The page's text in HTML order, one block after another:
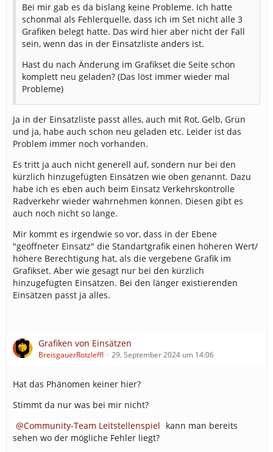
Bei mir gab es da bislang keine Probleme. Ich hatte
schonmal als Fehlerquelle, dass ich im Set nicht alle 3
Grafiken belegt hatte. Das wird hier aber nicht der Fall
sein, wenn das in der Einsatzliste anders ist.
Hast du nach Änderung im Grafikset die Seite schon
komplett neu geladen? (Das löst immer wieder mal
Probleme)
Ja in der Einsatzliste passt alles, auch mit Rot, Gelb, Grün
und ja, habe auch schon neu geladen etc. Leider ist das
Problem immer noch vorhanden.
Es tritt ja auch nicht generell auf, sondern nur bei den
kürzlich hinzugefügten Einsätzen wie oben genannt. Dazu
habe ich es eben auch beim Einsatz Verkehrskontrolle
Radverkehr wieder wahrnehmen können. Diesen gibt es
auch noch nicht so lange.
Mir kommt es irgendwie so vor, dass in der Ebene
"geöffneter Einsatz" die Standartgrafik einen höheren Wert/
höhere Berechtigung hat, als die vergebene Grafik im
Grafikset. Aber wie gesagt nur bei den kürzlich
hinzugefügten Einsätzen. Bei den länger existierenden
Einsätzen passt ja alles.
Grafiken von Einsätzen
BreisgauerRotzleffl 29. September 2024 um 14:06
Hat das Phänomen keiner hier?
Stimmt da nur was bei mir nicht?
Community-Team Leitstellenspiel kann man bereits
sehen wo der mögliche Fehler liegt?